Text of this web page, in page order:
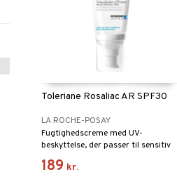
Toleriane Rosaliac AR SPF30
LA ROCHE-POSAY
Fugtighedscreme med UV-
beskyttelse, der passer til sensitiv
hud med tendens til rosacea eller
rødme.
189 kr.